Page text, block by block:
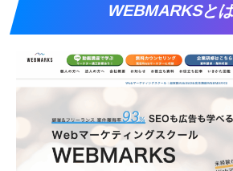
WEBMARKSと